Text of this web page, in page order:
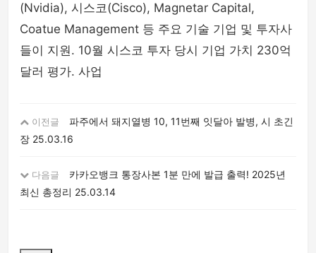
(Nvidia), 시스코(Cisco), Magnetar Capital,
Coatue Management 등 주요 기술 기업 및 투자사
들이 지원. 10월 시스코 투자 당시 기업 가치 230억
달러 평가. 사업
이전글
파주에서 돼지열병 10, 11번째 잇달아 발병, 시 초긴
장 25.03.16
다음글
카카오뱅크 통장사본 1분 만에 발급 출력! 2025년
최신 총정리 25.03.14